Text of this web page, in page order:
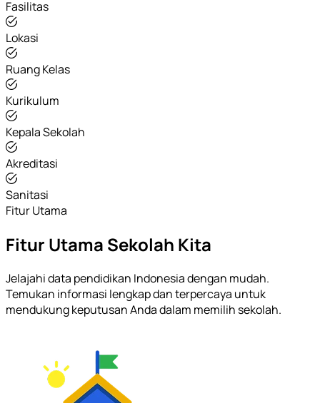
Fasilitas
Lokasi
Ruang Kelas
Kurikulum
Kepala Sekolah
Akreditasi
Sanitasi
Fitur Utama
Fitur Utama Sekolah Kita
Jelajahi data pendidikan Indonesia dengan mudah.
Temukan informasi lengkap dan terpercaya untuk
mendukung keputusan Anda dalam memilih sekolah.